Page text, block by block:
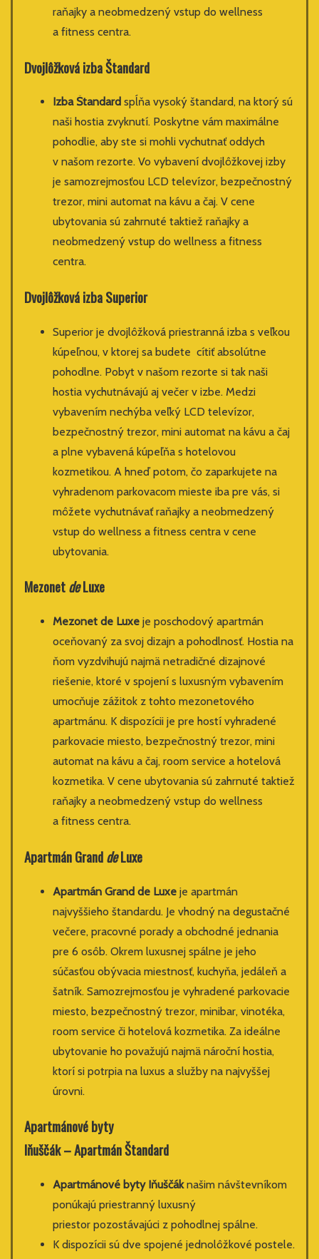
raňajky a neobmedzený vstup do wellness
a fitness centra.
Dvojlôžková izbaŠtandard
Izba Štandard spĺňa vysoký štandard, na ktorý sú
naši hostia zvyknutí. Poskytne vám maximálne
pohodlie, aby ste si mohli vychutnať oddych
v našom rezorte. Vo vybavení dvojlôžkovej izby
je samozrejmosťou LCD televízor, bezpečnostný
trezor, mini automat na kávu a čaj. V cene
ubytovania sú zahrnuté taktiež raňajky a
neobmedzený vstup do wellness a fitness
centra.
Dvojlôžková izbaSuperior
Superior je dvojlôžková priestranná izba s veľkou
kúpeľnou, v ktorej sa budete cítiť absolútne
pohodlne. Pobyt v našom rezorte si tak naši
hostia vychutnávajú aj večer v izbe. Medzi
vybavením nechýba veľký LCD televízor,
bezpečnostný trezor, mini automat na kávu a čaj
a plne vybavená kúpeľňa s hotelovou
kozmetikou. A hneď potom, čo zaparkujete na
vyhradenom parkovacom mieste iba pre vás, si
môžete vychutnávať raňajky a neobmedzený
vstup do wellness a fitness centra v cene
ubytovania.
MezonetdeLuxe
Mezonet de Luxe je poschodový apartmán
oceňovaný za svoj dizajn a pohodlnosť. Hostia na
ňom vyzdvihujú najmä netradičné dizajnové
riešenie, ktoré v spojení s luxusným vybavením
umocňuje zážitok z tohto mezonetového
apartmánu. K dispozícii je pre hostí vyhradené
parkovacie miesto, bezpečnostný trezor, mini
automat na kávu a čaj, room service a hotelová
kozmetika. V cene ubytovania sú zahrnuté taktiež
raňajky a neobmedzený vstup do wellness
a fitness centra.
ApartmánGranddeLuxe
Apartmán Grand de Luxe je apartmán
najvyššieho štandardu. Je vhodný na degustačné
večere, pracovné porady a obchodné jednania
pre 6 osôb. Okrem luxusnej spálne je jeho
súčasťou obývacia miestnosť, kuchyňa, jedáleň a
šatník. Samozrejmosťou je vyhradené parkovacie
miesto, bezpečnostný trezor, minibar, vinotéka,
room service či hotelová kozmetika. Za ideálne
ubytovanie ho považujú najmä nároční hostia,
ktorí si potrpia na luxus a služby na najvyššej
úrovni.
Apartmánovébyty
Iňuščák– Apartmán Štandard
Apartmánové byty Iňuščáknašim návštevníkom
ponúkajú priestranný luxusný
priestor pozostávajúci z pohodlnej spálne.
K dispozícii sú dve spojené jednolôžkové postele.